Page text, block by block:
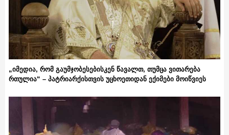
„იმედია, რომ გაუმჯობესებისკენ წავალთ, თუმცა ვითარება
რთულია“ – პატრიარქისთვის უცხოეთიდან ექიმები მოიწვიეს